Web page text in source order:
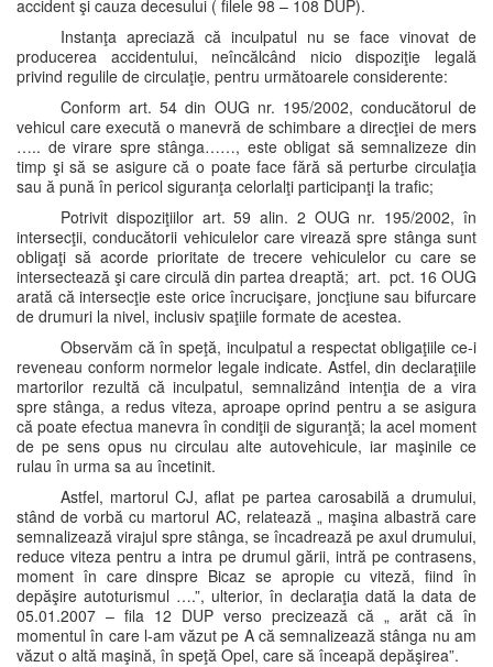
accident şi cauza decesului ( filele 98 – 108 DUP).
Instanţa apreciază că inculpatul nu se face vinovat de
producerea accidentului, neîncălcând nicio dispoziţie legală
privind regulile de circulaţie, pentru următoarele considerente:
Conform art. 54 din OUG nr. 195/2002, conducătorul de
vehicul care execută o manevră de schimbare a direcţiei de mers
….. de virare spre stânga……, este obligat să semnalizeze din
timp şi să se asigure că o poate face fără să perturbe circulaţia
sau ă pună în pericol siguranţa celorlalţi participanţi la trafic;
Potrivit dispoziţiilor art. 59 alin. 2 OUG nr. 195/2002, în
intersecţii, conducătorii vehiculelor care virează spre stânga sunt
obligaţi să acorde prioritate de trecere vehiculelor cu care se
intersectează şi care circulă din partea dreaptă; art. pct. 16 OUG
arată că intersecţie este orice încrucişare, joncţiune sau bifurcare
de drumuri la nivel, inclusiv spaţiile formate de acestea.
Observăm că în speţă, inculpatul a respectat obligaţiile ce-i
reveneau conform normelor legale indicate. Astfel, din declaraţiile
martorilor rezultă că inculpatul, semnalizând intenţia de a vira
spre stânga, a redus viteza, aproape oprind pentru a se asigura
că poate efectua manevra în condiţii de siguranţă; la acel moment
de pe sens opus nu circulau alte autovehicule, iar maşinile ce
rulau în urma sa au încetinit.
Astfel, martorul CJ, aflat pe partea carosabilă a drumului,
stând de vorbă cu martorul AC, relatează „ maşina albastră care
semnalizează virajul spre stânga, se încadrează pe axul drumului,
reduce viteza pentru a intra pe drumul gării, intră pe contrasens,
moment în care dinspre Bicaz se apropie cu viteză, fiind în
depăşire autoturismul ….”, ulterior, în declaraţia dată la data de
05.01.2007 – fila 12 DUP verso precizează că „ arăt că în
momentul în care l-am văzut pe A că semnalizează stânga nu am
văzut o altă maşină, în speţă Opel, care să înceapă depăşirea”.